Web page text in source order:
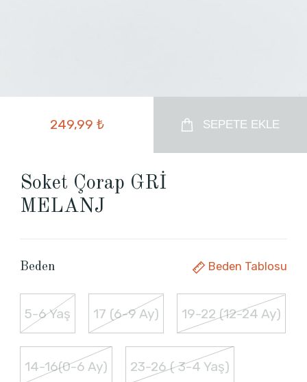
249,99 ₺ SEPETE EKLE
Soket Çorap GRİ
MELANJ
Beden Beden Tablosu
5-6 Yaş 17 (6-9 Ay) 19-22 (12-24 Ay)
14-16(0-6 Ay) 23-26 ( 3-4 Yaş)